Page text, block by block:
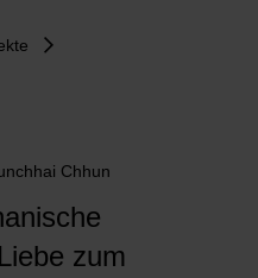
Chhun
zum